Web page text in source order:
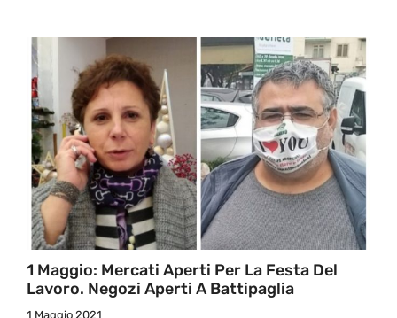
1 Maggio: Mercati Aperti Per La Festa Del
Lavoro. Negozi Aperti A Battipaglia
1 Maggio 2021